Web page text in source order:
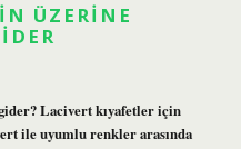
ÜZERINE
Lacivert kıyafetler için
ile uyumlu renkler arasında